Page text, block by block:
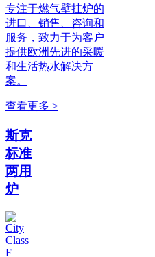
专注于燃气壁挂炉的
进口、销售、咨询和
服务，致力于为客户
提供欧洲先进的采暖
和生活热水解决方
案。
查看更多 >
斯克
标准
两用
炉